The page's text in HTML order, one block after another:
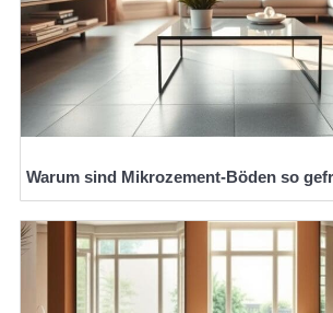
Warum sind Mikrozement-Böden so